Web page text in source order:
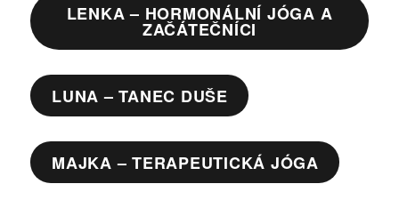
LENKA – HORMONÁLNÍ JÓGA A
ZAČÁTEČNÍCI
LUNA – TANEC DUŠE
MAJKA – TERAPEUTICKÁ JÓGA